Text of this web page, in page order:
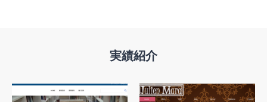
実績紹介